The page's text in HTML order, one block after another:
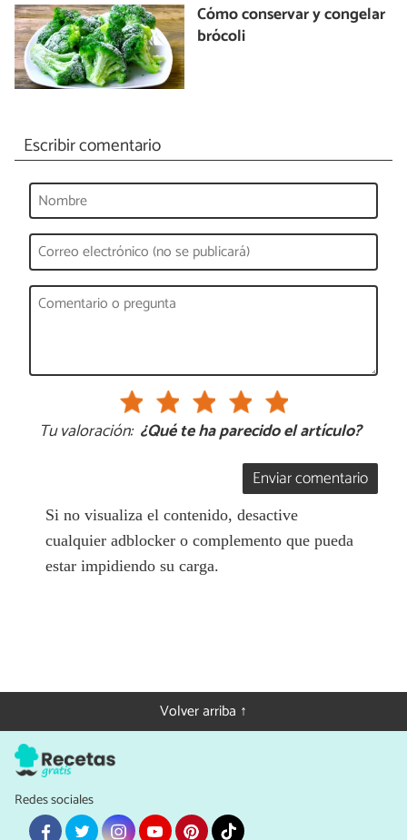
Cómo conservar y congelar
brócoli
Escribir comentario
Tu valoración: ¿Qué te ha parecido el artículo?
Enviar comentario
Si no visualiza el contenido, desactive
cualquier adblocker o complemento que pueda
estar impidiendo su carga.
Volver arriba ↑
Redes sociales